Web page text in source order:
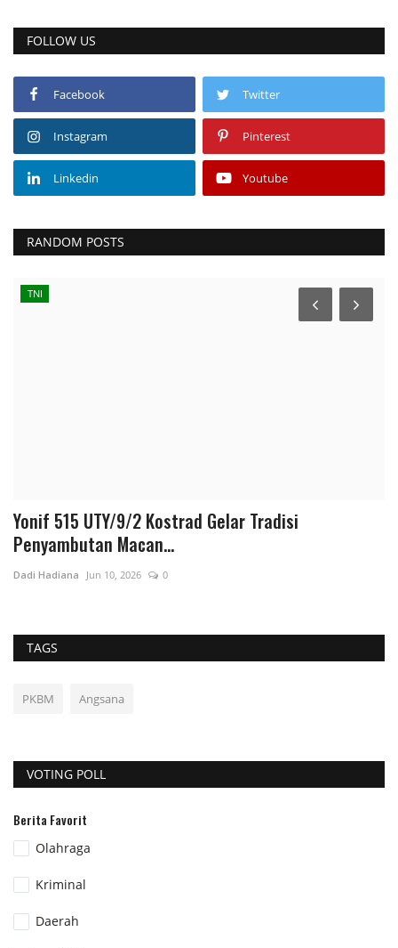
FOLLOW US
Facebook Twitter
Instagram Pinterest
Linkedin Youtube
RANDOM POSTS
TNI
Yonif 515 UTY/9/2 Kostrad Gelar Tradisi
Penyambutan Macan...
Dadi Hadiana Jun 10, 2026 0
TAGS
PKBM Angsana
VOTING POLL
Berita Favorit
Olahraga
Kriminal
Daerah